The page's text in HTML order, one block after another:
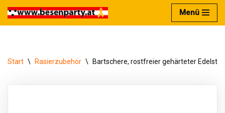
Zum
Menü
Start \ Rasierzubehör \ Bartschere, rostfreier gehärteter